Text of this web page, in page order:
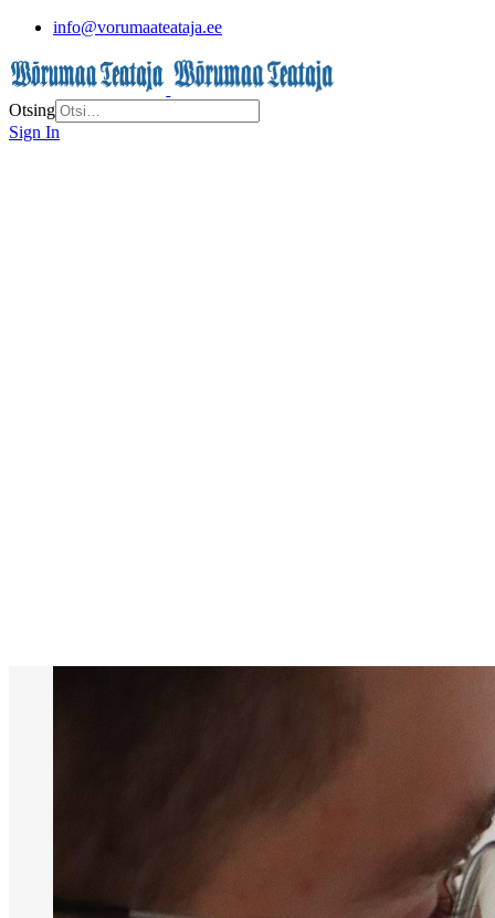
info@vorumaateataja.ee
Otsing
Sign In